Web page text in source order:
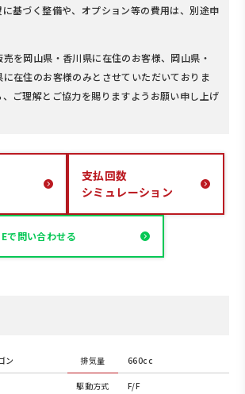
基づく整備や、オプション等の費用は、別途申
を岡山県・香川県に在住のお客様、岡山県・
在住のお客様のみとさせていただいておりま
ご理解とご協力を賜りますようお願い申し上げ
支払回数
シミュレーション
で問い合わせる
ン 排気量 660cc
駆動方式 F/F